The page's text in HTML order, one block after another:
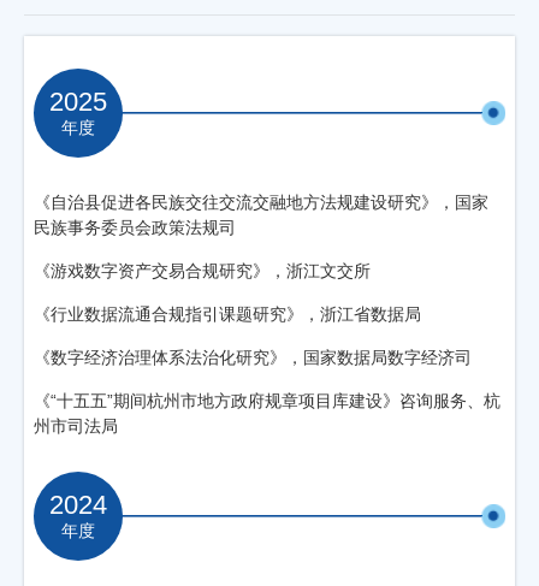
2025
年度
《自治县促进各民族交往交流交融地方法规建设研究》，国家
民族事务委员会政策法规司
《游戏数字资产交易合规研究》，浙江文交所
《行业数据流通合规指引课题研究》，浙江省数据局
《数字经济治理体系法治化研究》，国家数据局数字经济司
《“十五五”期间杭州市地方政府规章项目库建设》咨询服务、杭
州市司法局
2024
年度